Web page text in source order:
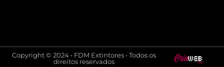
Copyright © 2024 • FDM Extintores • Todos os
direitos reservados